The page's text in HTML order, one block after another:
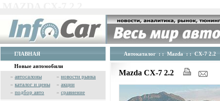
ГЛАВНАЯ
Новые автомобили
» автосалоны » новости рынка
» каталог и цены » акции
» подбор авто » сравнение
Автокаталог : : Mazda : : CX-7 2.2
Mazda CX-7 2.2